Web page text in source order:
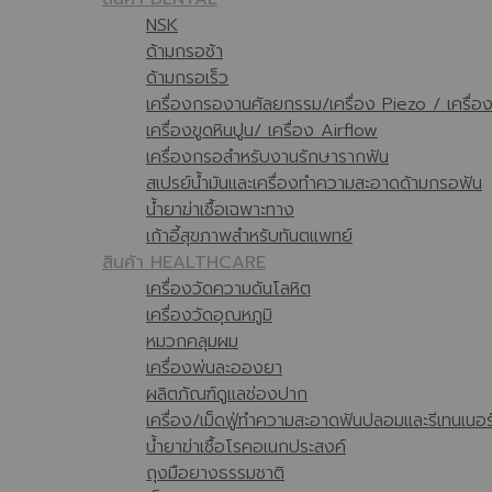
NSK
ด้ามกรอช้า
ด้ามกรอเร็ว
เครื่องกรองานศัลยกรรม/เครื่อง Piezo / เครื่อ
เครื่องขูดหินปูน/ เครื่อง Airflow
เครื่องกรอสำหรับงานรักษารากฟัน
สเปรย์น้ำมันและเครื่องทำความสะอาดด้ามกรอฟัน
น้ำยาฆ่าเชื้อเฉพาะทาง
เก้าอี้สุขภาพสำหรับทันตแพทย์
สินค้า HEALTHCARE
เครื่องวัดความดันโลหิต
เครื่องวัดอุณหภูมิ
หมวกคลุมผม
เครื่องพ่นละอองยา
ผลิตภัณฑ์ดูแลช่องปาก
เครื่อง/เม็ดฟู่ทำความสะอาดฟันปลอมและรีเทนเนอ
น้ำยาฆ่าเชื้อโรคอเนกประสงค์
ถุงมือยางธรรมชาติ